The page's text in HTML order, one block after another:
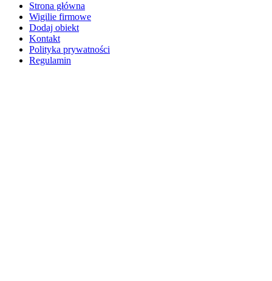
Strona główna
Wigilie firmowe
Dodaj obiekt
Kontakt
Polityka prywatności
Regulamin